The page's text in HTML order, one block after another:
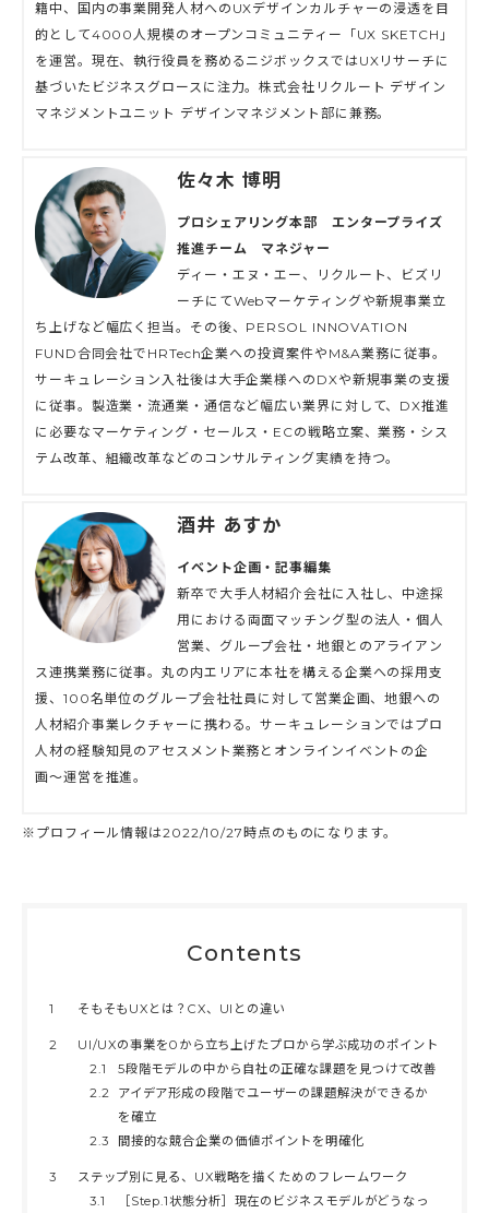
籍中、国内の事業開発人材へのUXデザインカルチャーの浸透を目
的として4000人規模のオープンコミュニティー「UX SKETCH」
を運営。現在、執行役員を務めるニジボックスではUXリサーチに
基づいたビジネスグロースに注力。株式会社リクルート デザイン
マネジメントユニット デザインマネジメント部に兼務。
佐々木 博明
プロシェアリング本部 エンタープライズ
推進チーム マネジャー
ディー・エヌ・エー、リクルート、ビズリ
ーチにてWebマーケティングや新規事業立
ち上げなど幅広く担当。その後、PERSOL INNOVATION
FUND合同会社でHRTech企業への投資案件やM&A業務に従事。
サーキュレーション入社後は大手企業様へのDXや新規事業の支援
に従事。製造業・流通業・通信など幅広い業界に対して、DX推進
に必要なマーケティング・セールス・ECの戦略立案、業務・シス
テム改革、組織改革などのコンサルティング実績を持つ。
酒井 あすか
イベント企画・記事編集
新卒で大手人材紹介会社に入社し、中途採
用における両面マッチング型の法人・個人
営業、グループ会社・地銀とのアライアン
ス連携業務に従事。丸の内エリアに本社を構える企業への採用支
援、100名単位のグループ会社社員に対して営業企画、地銀への
人材紹介事業レクチャーに携わる。サーキュレーションではプロ
人材の経験知見のアセスメント業務とオンラインイベントの企
画〜運営を推進。
※プロフィール情報は2022/10/27時点のものになります。
Contents
1 そもそもUXとは？CX、UIとの違い
2
UI/UXの事業を0から立ち上げたプロから学ぶ成功のポイント
2.1
5段階モデルの中から自社の正確な課題を見つけて改善
2.2
アイデア形成の段階でユーザーの課題解決ができるか
を確立
2.3
間接的な競合企業の価値ポイントを明確化
3
ステップ別に見る、UX戦略を描くためのフレームワーク
3.1
［Step.1状態分析］現在のビジネスモデルがどうなっ